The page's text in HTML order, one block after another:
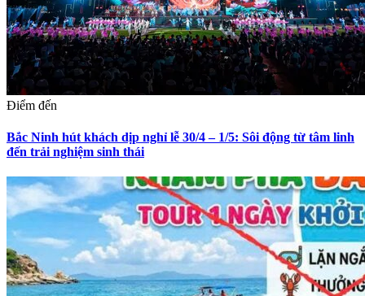
Điểm đến
Bắc Ninh hút khách dịp nghỉ lễ 30/4 – 1/5: Sôi động từ tâm linh
đến trải nghiệm sinh thái